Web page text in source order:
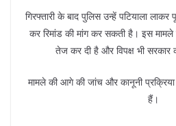
गिरफ्तारी के बाद पुलिस उन्हें पटियाला
कर रिमांड की मांग कर सकती है। इस
तेज कर दी है और विपक्ष भी
मामले की आगे की जांच और कानूनी
हैं।